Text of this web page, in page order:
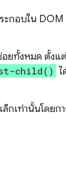
ะกอบใน DOM
ยทั้งหมด ตั้งแ
child() ไ
กเท่านั้นโดยก